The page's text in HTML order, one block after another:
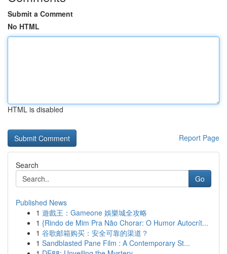
Submit a Comment
No HTML
HTML is disabled
Report Page
Search
Go
Published News
1 遊戲王：Gameone 娛樂城全攻略
1 {Rindo de Mim Pra Não Chorar: O Humor Autocrít...
1 谷歌邮箱购买：安全可靠的渠道？
1 Sandblasted Pane Film : A Contemporary St...